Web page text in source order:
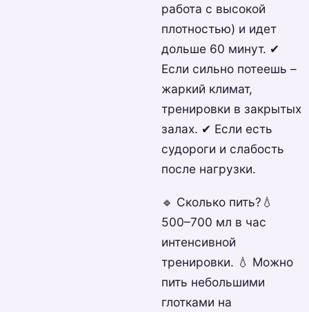
работа с высокой
плотностью) и идет
дольше 60 минут. ✔
Если сильно потеешь –
жаркий климат,
тренировки в закрытых
залах. ✔ Если есть
судороги и слабость
после нагрузки.
🔹 Сколько пить?💧
500–700 мл в час
интенсивной
тренировки. 💧 Можно
пить небольшими
глотками на